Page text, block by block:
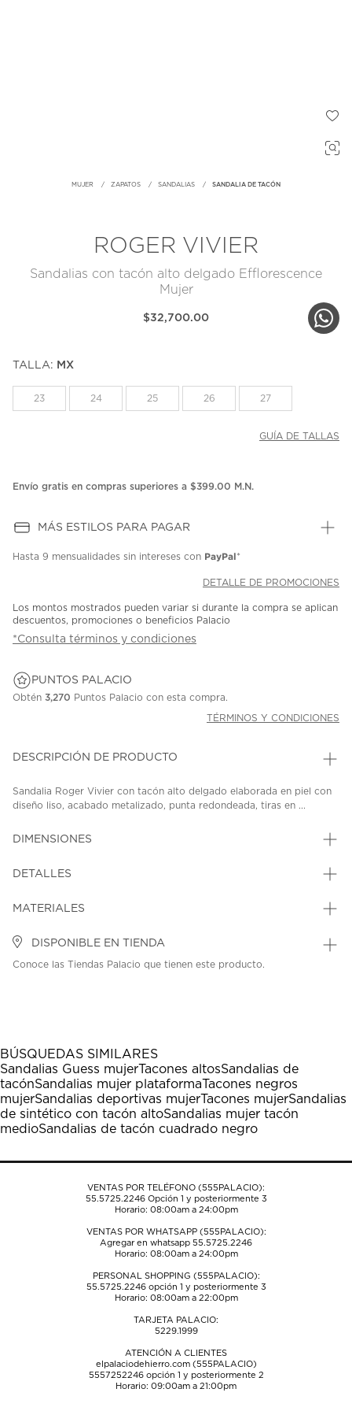
MUJER ZAPATOS SANDALIAS SANDALIA DE TACÓN
ROGER VIVIER
Sandalias con tacón alto delgado Efflorescence
Mujer
$32,700.00
TALLA: MX
23 24 25 26 27
GUÍA DE TALLAS
Envío gratis en compras superiores a $399.00 M.N.
MÁS ESTILOS PARA PAGAR
Hasta 9 mensualidades sin intereses con PayPal*
DETALLE DE PROMOCIONES
Los montos mostrados pueden variar si durante la compra se aplican
descuentos, promociones o beneficios Palacio
*Consulta términos y condiciones
PUNTOS PALACIO
Obtén 3,270 Puntos Palacio con esta compra.
TÉRMINOS Y CONDICIONES
DESCRIPCIÓN DE PRODUCTO
Sandalia Roger Vivier con tacón alto delgado elaborada en piel con
diseño liso, acabado metalizado, punta redondeada, tiras en ...
DIMENSIONES
DETALLES
MATERIALES
DISPONIBLE EN TIENDA
Conoce las Tiendas Palacio que tienen este producto.
BÚSQUEDAS SIMILARES
Sandalias Guess mujerTacones altosSandalias de
tacónSandalias mujer plataformaTacones negros
mujerSandalias deportivas mujerTacones mujerSandalias
de sintético con tacón altoSandalias mujer tacón
medioSandalias de tacón cuadrado negro
VENTAS POR TELÉFONO (555PALACIO):
55.5725.2246Opción 1 y posteriormente 3
Horario: 08:00am a 24:00pm
VENTAS POR WHATSAPP (555PALACIO):
Agregar en whatsapp 55.5725.2246
Horario: 08:00am a 24:00pm
PERSONAL SHOPPING (555PALACIO):
55.5725.2246opción 1 y posteriormente 3
Horario: 08:00am a 22:00pm
TARJETA PALACIO:
5229.1999
ATENCIÓN A CLIENTES
elpalaciodehierro.com (555PALACIO)
5557252246opción 1 y posteriormente 2
Horario: 09:00am a 21:00pm